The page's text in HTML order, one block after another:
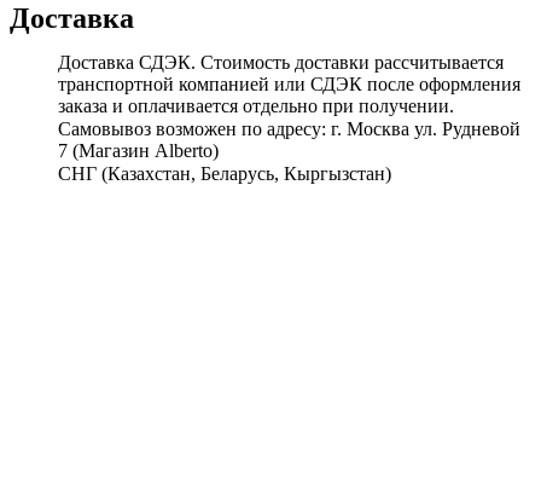
Доставка
Доставка СДЭК. Стоимость доставки рассчитывается
транспортной компанией или СДЭК после оформления
заказа и оплачивается отдельно при получении.
Самовывоз возможен по адресу: г. Москва ул. Рудневой
7 (Магазин Alberto)
СНГ (Казахстан, Беларусь, Кыргызстан)